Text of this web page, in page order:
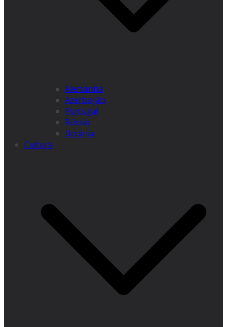
Alemanha
Azerbaijão
Portugal
Rússia
Ucrânia
Cultura